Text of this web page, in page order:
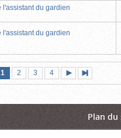
l'assistant du gardien
l'assistant du gardien
PremièrePage
Page
1 (page
actuelle)
Page
2 Page
3 Page
4
suivante
page
Plan du